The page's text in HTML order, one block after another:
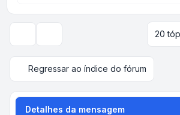
Opções de visualização e 20
Regressar ao índice do fórum
Detalhes da mensagem